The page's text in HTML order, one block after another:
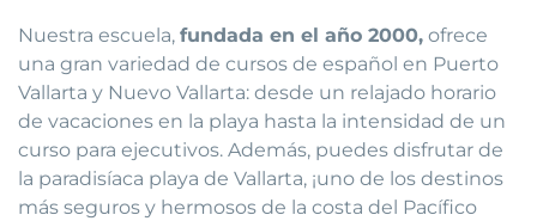
Nuestra escuela, fundada en el año 2000, ofrece
una gran variedad de cursos de español en Puerto
Vallarta y Nuevo Vallarta: desde un relajado horario
de vacaciones en la playa hasta la intensidad de un
curso para ejecutivos. Además, puedes disfrutar de
la paradisíaca playa de Vallarta, ¡uno de los destinos
más seguros y hermosos de la costa del Pacífico